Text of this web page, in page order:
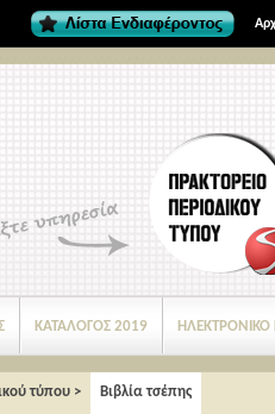
ΚΑΤΑΛΟΓΟΣ 2019 ΗΛΕΚΤΡΟΝΙΚΟ
τύπου > Βιβλία τσέπης